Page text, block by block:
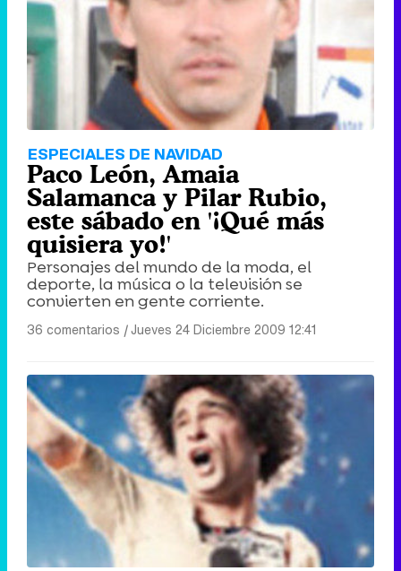
ESPECIALES DE NAVIDAD
Paco León, Amaia
Salamanca y Pilar Rubio,
este sábado en '¡Qué más
quisiera yo!'
Personajes del mundo de la moda, el
deporte, la música o la televisión se
convierten en gente corriente.
36 comentarios |Jueves 24 Diciembre 2009 12:41